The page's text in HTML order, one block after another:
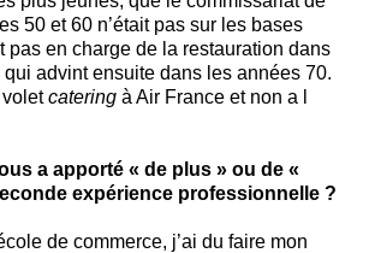
50 et 60 n’était pas sur les bases
pas en charge de la restauration dans
qui advint ensuite dans les années 70.
voletcatering à Air France et non a l
a apporté « de plus » ou de «
expérience professionnelle ?
de commerce, j’ai du faire mon